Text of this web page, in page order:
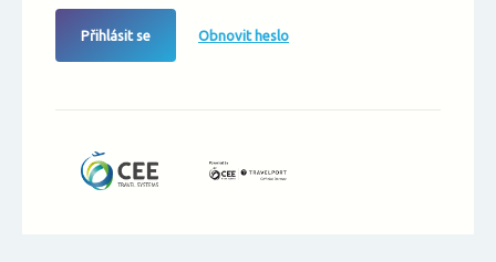
Přihlásit se Obnovit heslo